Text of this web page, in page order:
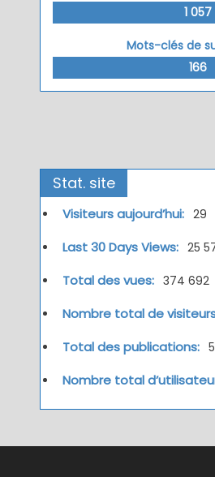
1 057
Mots-clés de
166
Stat. site
Visiteurs aujourd’hui: 29
Last 30 Days Views: 25
Total des vues: 374 692
Nombre total de
Total des publications:
Nombre total